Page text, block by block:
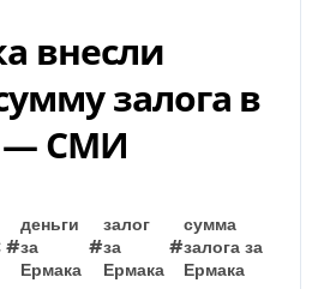
внесли
залога в
— СМИ
#
деньги
за
Ермака
#
залог
за
Ермака
#
сумма
залога за
Ермака